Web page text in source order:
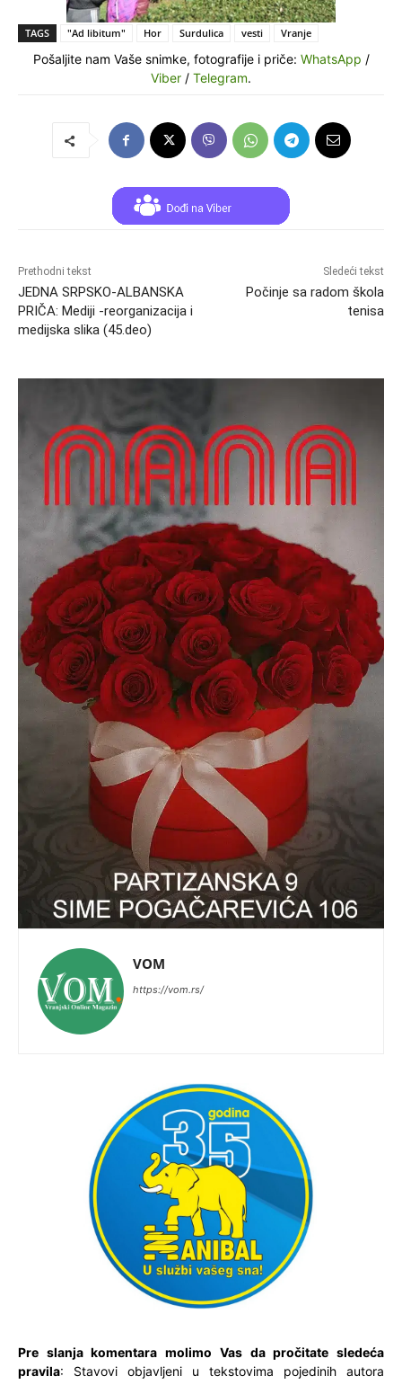
TAGS "Ad libitum" Hor Surdulica vesti Vranje
Pošaljite nam Vaše snimke, fotografije i priče: WhatsApp /
Viber / Telegram.
Prethodni tekst
JEDNA SRPSKO-ALBANSKA
PRIČA: Mediji -reorganizacija i
medijska slika (45.deo)
Sledeći tekst
Počinje sa radom škola
tenisa
VOM
https://vom.rs/
Pre slanja komentara molimo Vas da pročitate sledeća
pravila: Stavovi objavljeni u tekstovima pojedinih autora